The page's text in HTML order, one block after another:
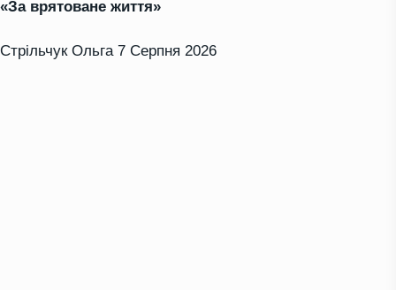
«За врятоване життя»
Стрільчук Ольга 7 Серпня 2026